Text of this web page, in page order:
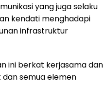
yang juga selaku
kendati menghadapi
infrastruktur
ini berkat kerjasama dan
semua elemen